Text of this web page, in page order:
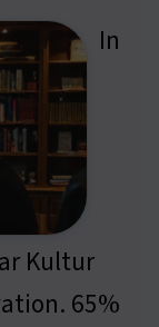
In
Kultur
65%